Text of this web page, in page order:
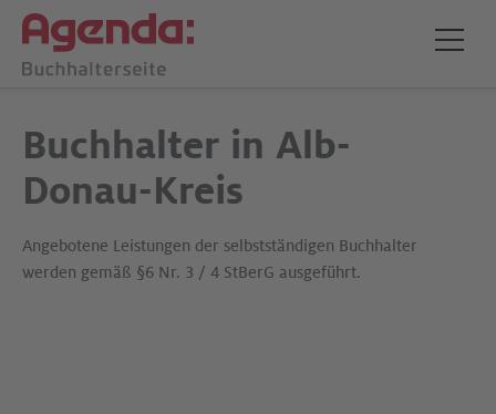
Buchhalter in Alb-
Donau-Kreis
Angebotene Leistungen der selbstständigen Buchhalter
werden gemäß §6 Nr. 3 / 4 StBerG ausgeführt.